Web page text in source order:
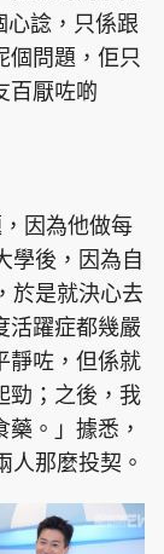
心諗，只係跟
個問題，佢只
百厭咗啲
因為他做每
學後，因為自
於是就決心去
活躍症都幾嚴
靜咗，但係就
勁；之後，我
。」據悉，
人那麼投契。